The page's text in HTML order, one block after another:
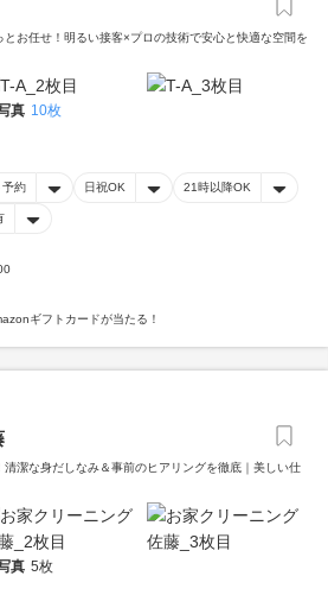
お任せ！明るい接客×プロの技術で安心と快適な空間を
真 10枚
予約 日祝OK 21時以降OK
ギフトカードが当たる！
潔な身だしなみ＆事前のヒアリングを徹底｜美しい仕
真 5枚